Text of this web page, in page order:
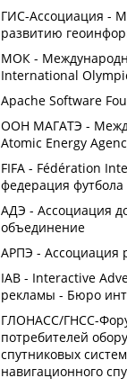
ГИС-Ассоциация -
развитию
МОК -
International
Apache Software
ООН МАГАТЭ -
Atomic Energy
FIFA - Fédération
федерация футбола
АДЭ - Ассоциация
объединение
АРПЭ - Ассоциация
IAB - Interactive
рекламы - Бюро
ГЛОНАСС/ГНСС-
потребителей
спутниковых
навигационного